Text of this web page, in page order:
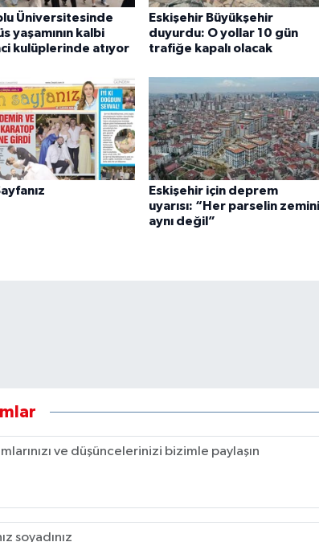
Üniversitesinde
yaşamının kalbi
kulüplerinde atıyor
Eskişehir Büyükşehir
duyurdu: O yollar 10 gün
trafiğe kapalı olacak
Eskişehir için deprem
uyarısı: “Her parselin zemini
aynı değil”